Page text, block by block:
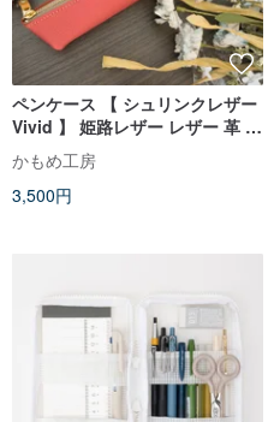
ペンケース 【 シュリンクレザー
Vivid 】 姫路レザー レザー 革 シ
ュリンク 筆箱 コンパクト 母の日
GS03K
かもめ工房
3,500円